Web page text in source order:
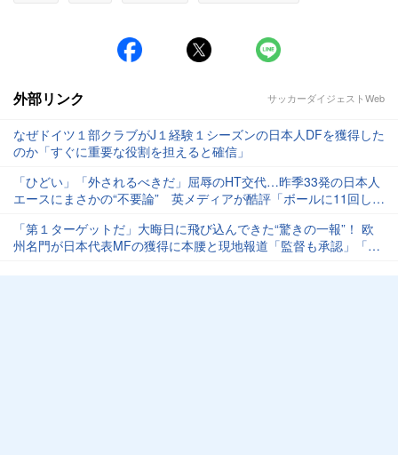
外部リンク サッカーダイジェストWeb
なぜドイツ１部クラブがJ１経験１シーズンの日本人DFを獲得した
のか「すぐに重要な役割を担えると確信」
「ひどい」「外されるべきだ」屈辱のHT交代…昨季33発の日本人
エースにまさかの“不要論” 英メディアが酷評「ボールに11回しか
「第１ターゲットだ」大晦日に飛び込んできた“驚きの一報”！ 欧
州名門が日本代表MFの獲得に本腰と現地報道「監督も承認」「移